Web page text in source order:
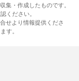
集・作成したものです。
ください。
せより情報提供くださ
す。